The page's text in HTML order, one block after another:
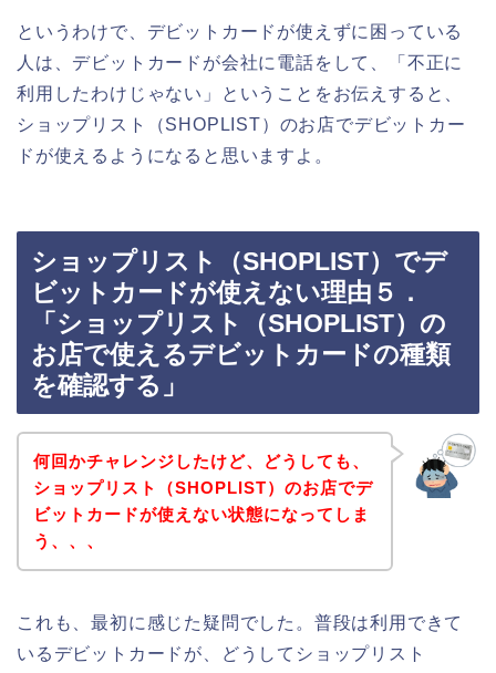
というわけで、デビットカードが使えずに困っている
人は、デビットカードが会社に電話をして、「不正に
利用したわけじゃない」ということをお伝えすると、
ショップリスト（SHOPLIST）のお店でデビットカー
ドが使えるようになると思いますよ。
ショップリスト（SHOPLIST）でデ
ビットカードが使えない理由５．
「ショップリスト（SHOPLIST）の
お店で使えるデビットカードの種類
を確認する」
何回かチャレンジしたけど、どうしても、
ショップリスト（SHOPLIST）のお店でデ
ビットカードが使えない状態になってしま
う、、、
これも、最初に感じた疑問でした。普段は利用できて
いるデビットカードが、どうしてショップリスト